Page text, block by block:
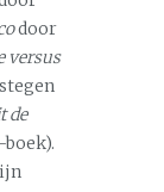
door
versus
de